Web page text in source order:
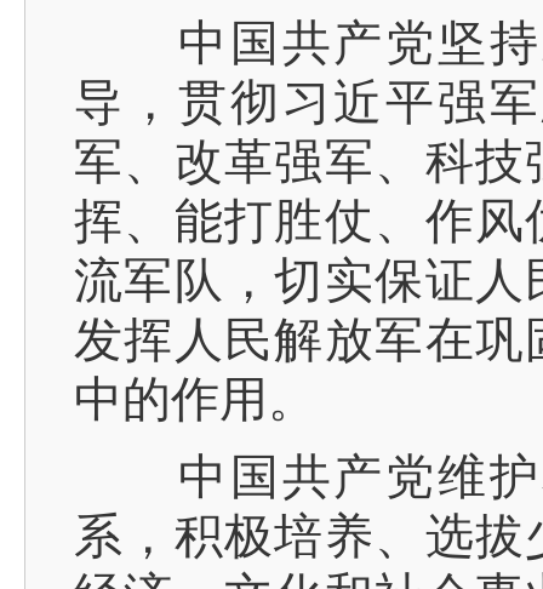
中国共产党坚持
导，贯彻习近平强
军、改革强军、科
挥、能打胜仗、作
流军队，切实保证
发挥人民解放军在
中的作用。
中国共产党维护
系，积极培养、选